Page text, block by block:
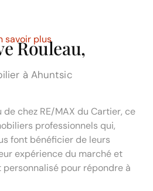
savoir plus
Rouleau,
à Ahuntsic
de chez RE/MAX du Cartier, ce
professionnels qui,
font bénéficier de leurs
expérience du marché et
personnalisé pour répondre à